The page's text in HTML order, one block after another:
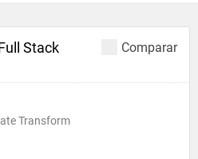
Comparar
Stack
Transform